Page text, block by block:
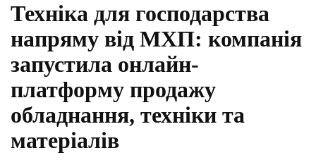
Техніка для господарства
напряму від МХП: компанія
запустила онлайн-
платформу продажу
обладнання, техніки та
матеріалів